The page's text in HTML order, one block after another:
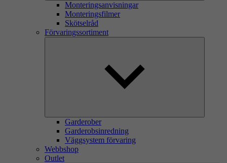
Monteringsanvisningar
Monteringsfilmer
Skötselråd
Förvaringssortiment
Garderober
Garderobsinredning
Väggsystem förvaring
Webbshop
Outlet